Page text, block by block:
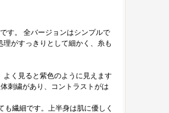
す。 全バージョンはシンプルで
がすっきりとして細かく、糸も
く見ると紫色のように見えます
刺繍があり、コントラストがは
繊細です。上半身は肌に優しく